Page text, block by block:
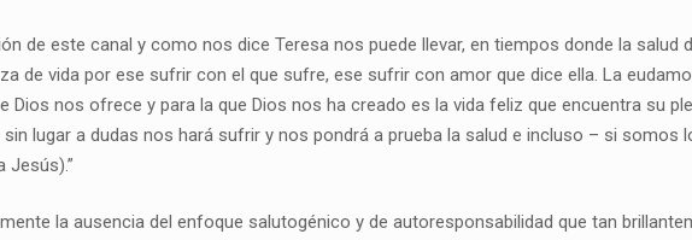
de este canal y como nos dice Teresa nos puede llevar, en tiempos donde la
de vida por ese sufrir con el que sufre, ese sufrir con amor que dice ella. La
Dios nos ofrece y para la que Dios nos ha creado es la vida feliz que encuentra su
lugar a dudas nos hará sufrir y nos pondrá a prueba la salud e incluso – si
Jesús).”
la ausencia del enfoque salutogénico y de autoresponsabilidad que tan